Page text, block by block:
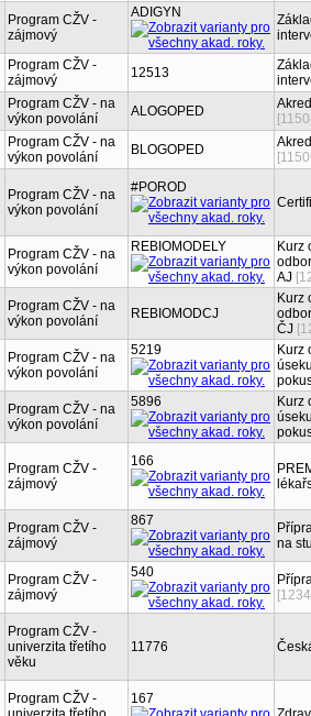
Program CŽV -
zájmový
ADIGYN
Program CŽV -
zájmový
12513
Program CŽV - na
výkon povolání
ALOGOPED
Program CŽV - na
výkon povolání
BLOGOPED
Program CŽV - na
výkon povolání
#POROD
Program CŽV - na
výkon povolání
REBIOMODELY
Kurz
AJ
Program CŽV - na
výkon povolání
REBIOMODCJ
Kurz
ČJ
Program CŽV - na
výkon povolání
5219
Kurz
Program CŽV - na
výkon povolání
5896
Kurz
Program CŽV -
zájmový
166
Program CŽV -
zájmový
867
na
Program CŽV -
zájmový
540
Program CŽV -
univerzita třetího
věku
11776
Program CŽV -
167